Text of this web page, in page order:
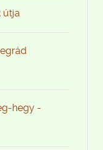
útja
hegy -